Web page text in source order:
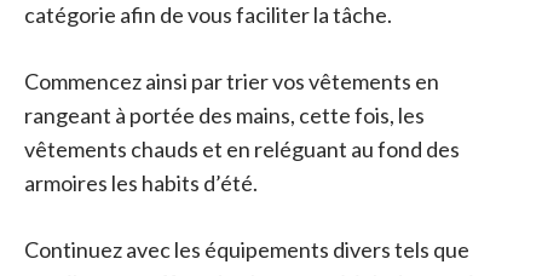
catégorie afin de vous faciliter la tâche.
Commencez ainsi par trier vos vêtements en
rangeant à portée des mains, cette fois, les
vêtements chauds et en reléguant au fond des
armoires les habits d’été.
Continuez avec les équipements divers tels que